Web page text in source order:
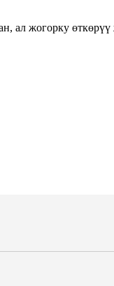
ал жогорку өткөрүү